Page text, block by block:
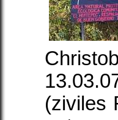
(ziviles